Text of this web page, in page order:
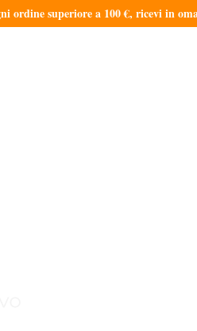
superiore a 100 €, ricevi in